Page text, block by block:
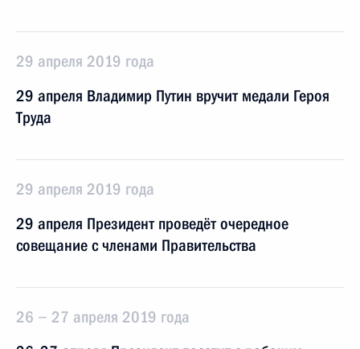
29 апреля 2019 года
29 апреля Владимир Путин вручит медали Героя
Труда
29 апреля 2019 года
29 апреля Президент проведёт очередное
совещание с членами Правительства
26 − 27 апреля 2019 года